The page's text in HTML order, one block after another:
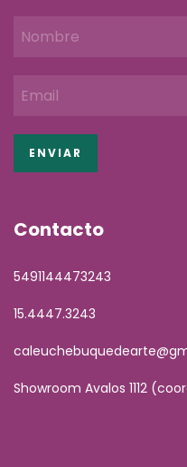
Contacto
5491144473243
15.4447.3243
Showroom Avalos 1112